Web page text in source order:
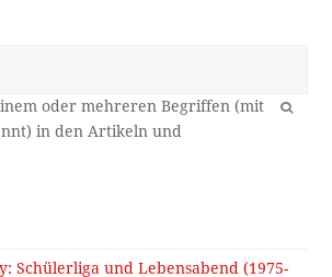
OK
Schülerliga und Lebensabend (1975-